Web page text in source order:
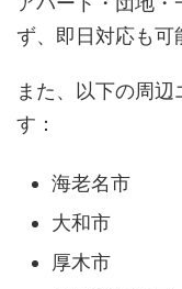
ず、即日対応も可
また、以下の周
す：
海老名市
大和市
厚木市